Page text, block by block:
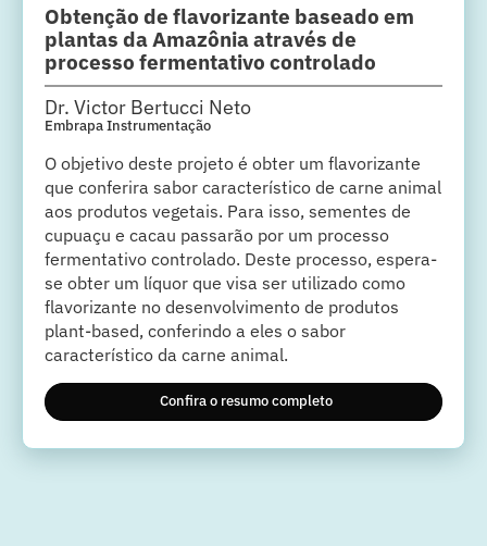
Obtenção de flavorizante baseado em
plantas da Amazônia através de
processo fermentativo controlado
Dr. Victor Bertucci Neto
Embrapa Instrumentação
O objetivo deste projeto é obter um flavorizante
que conferira sabor característico de carne animal
aos produtos vegetais. Para isso, sementes de
cupuaçu e cacau passarão por um processo
fermentativo controlado. Deste processo, espera-
se obter um líquor que visa ser utilizado como
flavorizante no desenvolvimento de produtos
plant-based, conferindo a eles o sabor
característico da carne animal.
Confira o resumo completo